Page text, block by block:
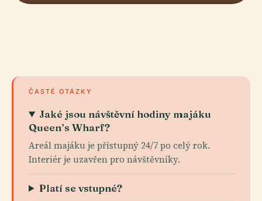
ČASTÉ OTÁZKY
Jaké jsou návštěvní hodiny majáku
Queen’s Wharf?
Areál majáku je přístupný 24/7 po celý rok.
Interiér je uzavřen pro návštěvníky.
Platí se vstupné?